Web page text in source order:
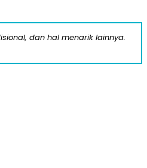
dan hal menarik lainnya.